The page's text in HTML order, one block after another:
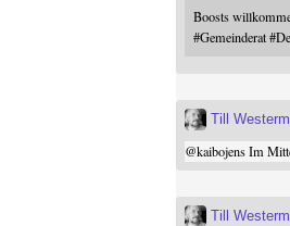
Boosts
#Gemeinderat #
Till
@kaibojensIm
Till